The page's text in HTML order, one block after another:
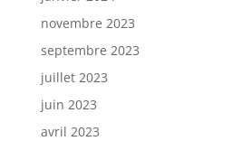
novembre 2023
septembre 2023
juillet 2023
juin 2023
avril 2023